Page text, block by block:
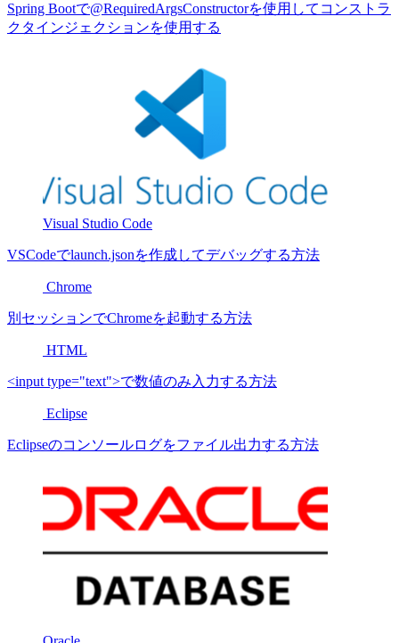
Spring Bootで@RequiredArgsConstructorを使用してコンストラ
クタインジェクションを使用する
Visual Studio Code
VSCodeでlaunch.jsonを作成してデバッグする方法
Chrome
別セッションでChromeを起動する方法
HTML
<input type="text">で数値のみ入力する方法
Eclipse
Eclipseのコンソールログをファイル出力する方法